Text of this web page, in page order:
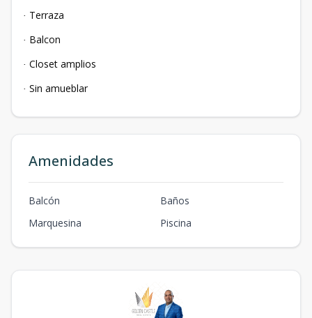
· Terraza
· Balcon
· Closet amplios
· Sin amueblar
Amenidades
Balcón
Baños
Marquesina
Piscina